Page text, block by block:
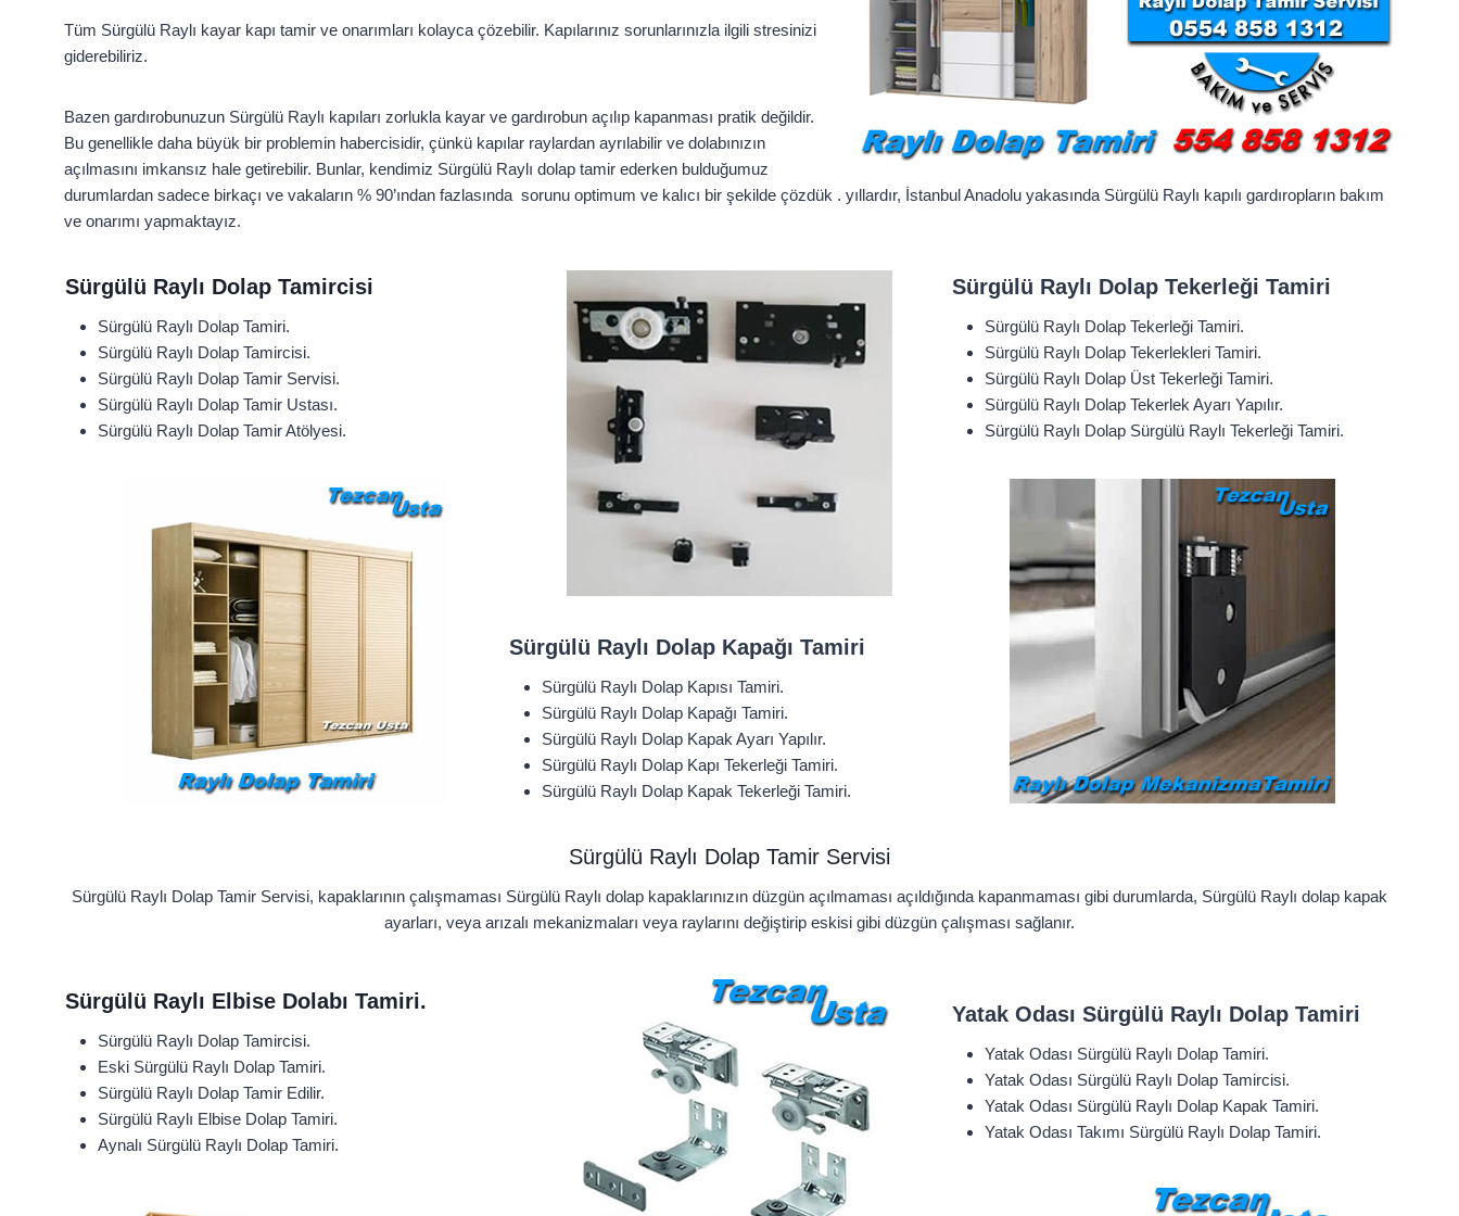
Tüm Sürgülü Raylı kayar kapı tamir ve onarımları kolayca çözebilir. Kapılarınız sorunlarınızla ilgili stresinizi
giderebiliriz.
Bazen gardırobunuzun Sürgülü Raylı kapıları zorlukla kayar ve gardırobun açılıp kapanması pratik değildir.
Bu genellikle daha büyük bir problemin habercisidir, çünkü kapılar raylardan ayrılabilir ve dolabınızın
açılmasını imkansız hale getirebilir. Bunlar, kendimiz Sürgülü Raylı dolap tamir ederken bulduğumuz
durumlardan sadece birkaçı ve vakaların % 90’ından fazlasında sorunu optimum ve kalıcı bir şekilde çözdük . yıllardır, İstanbul Anadolu yakasında Sürgülü Raylı kapılı gardıropların bakım
ve onarımı yapmaktayız.
Sürgülü Raylı Dolap Tamircisi
Sürgülü Raylı Dolap Tamiri.
Sürgülü Raylı Dolap Tamircisi.
Sürgülü Raylı Dolap Tamir Servisi.
Sürgülü Raylı Dolap Tamir Ustası.
Sürgülü Raylı Dolap Tamir Atölyesi.
Sürgülü Raylı Dolap Kapağı Tamiri
Sürgülü Raylı Dolap Kapısı Tamiri.
Sürgülü Raylı Dolap Kapağı Tamiri.
Sürgülü Raylı Dolap Kapak Ayarı Yapılır.
Sürgülü Raylı Dolap Kapı Tekerleği Tamiri.
Sürgülü Raylı Dolap Kapak Tekerleği Tamiri.
Sürgülü Raylı Dolap Tekerleği Tamiri
Sürgülü Raylı Dolap Tekerleği Tamiri.
Sürgülü Raylı Dolap Tekerlekleri Tamiri.
Sürgülü Raylı Dolap Üst Tekerleği Tamiri.
Sürgülü Raylı Dolap Tekerlek Ayarı Yapılır.
Sürgülü Raylı Dolap Sürgülü Raylı Tekerleği Tamiri.
Sürgülü Raylı Dolap Tamir Servisi
Sürgülü Raylı Dolap Tamir Servisi, kapaklarının çalışmaması Sürgülü Raylı dolap kapaklarınızın düzgün açılmaması açıldığında kapanmaması gibi durumlarda, Sürgülü Raylı dolap kapak
ayarları, veya arızalı mekanizmaları veya raylarını değiştirip eskisi gibi düzgün çalışması sağlanır.
Sürgülü Raylı Elbise Dolabı Tamiri.
Sürgülü Raylı Dolap Tamircisi.
Eski Sürgülü Raylı Dolap Tamiri.
Sürgülü Raylı Dolap Tamir Edilir.
Sürgülü Raylı Elbise Dolap Tamiri.
Aynalı Sürgülü Raylı Dolap Tamiri.
Yatak Odası Sürgülü Raylı Dolap Tamiri
Yatak Odası Sürgülü Raylı Dolap Tamiri.
Yatak Odası Sürgülü Raylı Dolap Tamircisi.
Yatak Odası Sürgülü Raylı Dolap Kapak Tamiri.
Yatak Odası Takımı Sürgülü Raylı Dolap Tamiri.